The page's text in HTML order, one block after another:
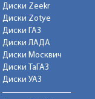
Диски Zeekr
Диски Zotye
Диски ГАЗ
Диски ЛАДА
Диски Москвич
Диски ТаГАЗ
Диски УАЗ